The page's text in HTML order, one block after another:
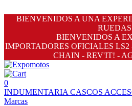
BIENVENIDOS A UNA
RUEDAS
BIENVENIDOS A
IMPORTADORES OFICIALES
CHAIN - REV'IT! -
0
INDUMENTARIA CASCOS
Marcas